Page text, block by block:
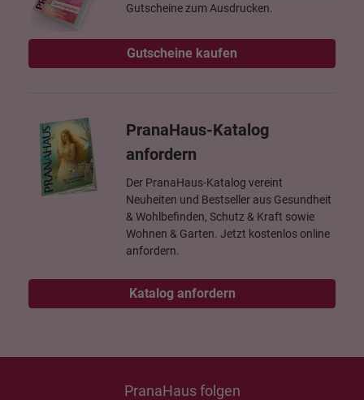
Gutscheine zum Ausdrucken.
Gutscheine kaufen
PranaHaus-Katalog
anfordern
Der PranaHaus-Katalog vereint
Neuheiten und Bestseller aus Gesundheit
& Wohlbefinden, Schutz & Kraft sowie
Wohnen & Garten. Jetzt kostenlos online
anfordern.
Katalog anfordern
PranaHaus folgen